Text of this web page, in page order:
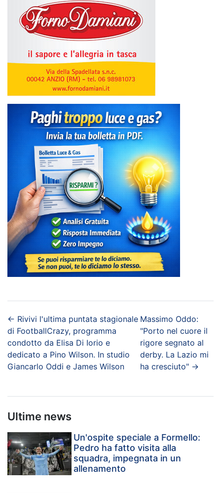
← Rivivi l'ultima puntata stagionale
di FootballCrazy, programma
condotto da Elisa Di Iorio e
dedicato a Pino Wilson. In studio
Giancarlo Oddi e James Wilson
Massimo Oddo:
"Porto nel cuore il
rigore segnato al
derby. La Lazio mi
ha cresciuto" →
Ultime news
Un'ospite speciale a Formello:
Pedro ha fatto visita alla
squadra, impegnata in un
allenamento